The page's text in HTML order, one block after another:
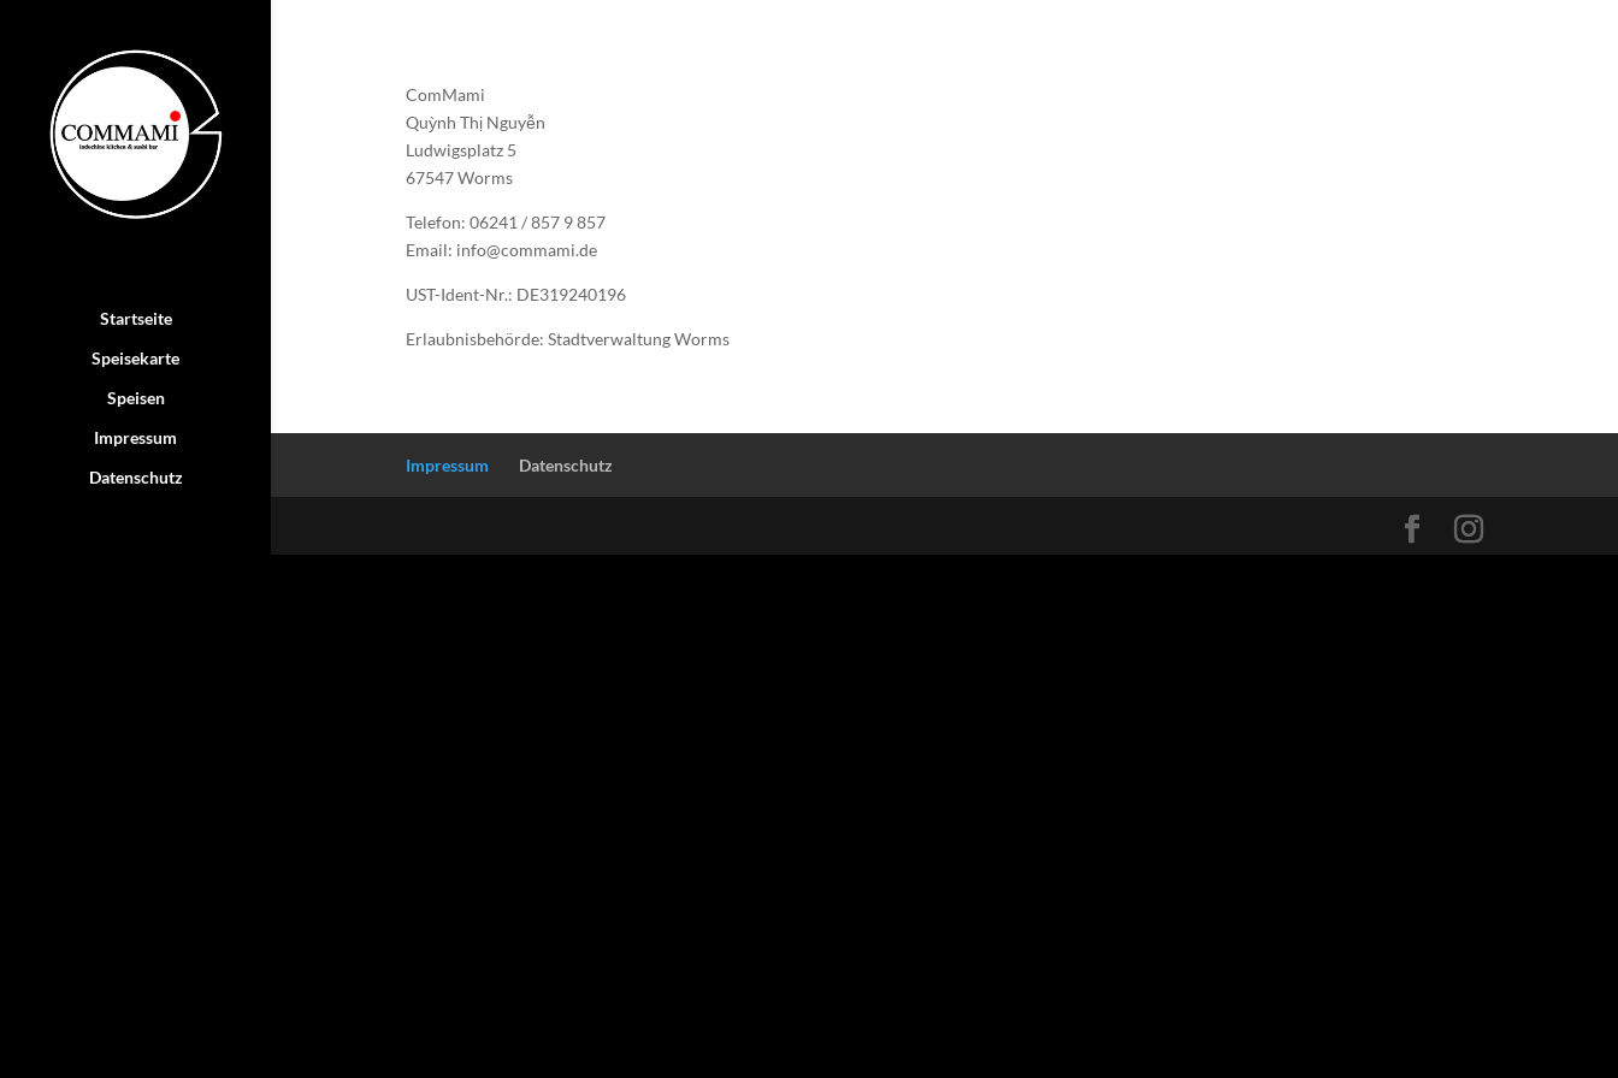
Startseite
Speisekarte
Speisen
Impressum
Datenschutz
ComMami
Quỳnh Thị Nguyễn
Ludwigsplatz 5
67547 Worms
Telefon: 06241 / 857 9 857
Email: info@commami.de
UST-Ident-Nr.: DE319240196
Erlaubnisbehörde: Stadtverwaltung Worms
Impressum Datenschutz